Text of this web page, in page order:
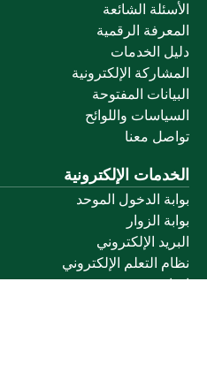
الأسئلة الشائعة
المعرفة الرقمية
دليل الخدمات
المشاركة الإلكترونية
البيانات المفتوحة
السياسات واللوائح
تواصل معنا
الخدمات الإلكترونية
بوابة الدخول الموحد
بوابة الزوار
البريد الإلكتروني
نظام التعلم الإلكتروني
إنجاز